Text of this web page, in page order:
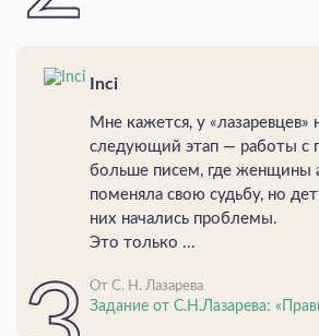
Inci
Мне кажется, у «лазаревцев»
следующий этап — работы с
больше писем, где женщины
поменяла свою судьбу, но
них начались проблемы.
Это только ...
От С. Н. Лазарева
Задание от С.Н.Лазарева: